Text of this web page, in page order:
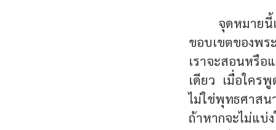
จุดหมายนี้
ขอบเขตของพ
เราจะสอนหรื
เดียว เมื่อใคร
ไม่ใช่พุทธศาส
ถ้าหากจะไม่แบ่